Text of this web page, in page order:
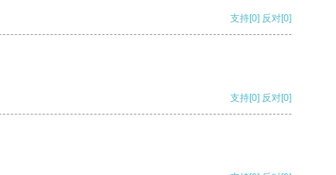
支持[0] 反对[0]
支持[0] 反对[0]